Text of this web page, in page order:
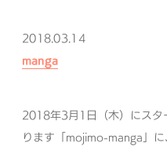
2018.03.14
manga
2018年3月1日（木）にスタ
ります「mojimo-manga」に